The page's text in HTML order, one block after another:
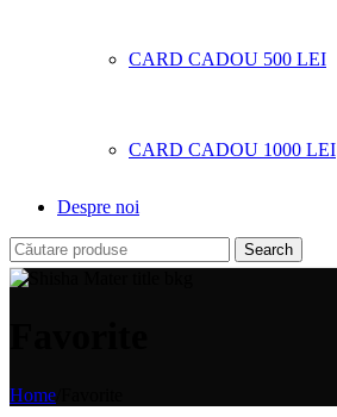
CARD CADOU 500 LEI
CARD CADOU 1000 LEI
Despre noi
Search
Home